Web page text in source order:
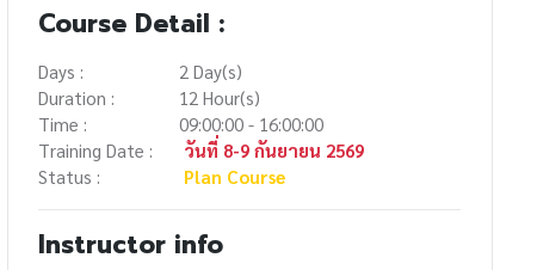
Course Detail :
Days :
2 Day(s)
Duration :
12 Hour(s)
Time :
09:00:00 - 16:00:00
Training Date :
วันที่ 8-9 กันยายน 2569
Status :
Plan Course
Instructor info